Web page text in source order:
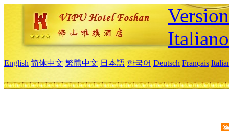
Italiano
English 简体中文 繁體中文 日本語 한국어 Deutsch Français